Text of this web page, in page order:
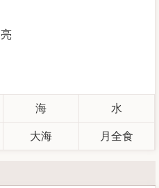
海 水
大海 月全食